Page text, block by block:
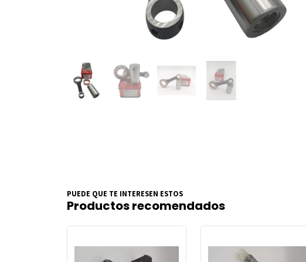
PUEDE QUE TE INTERESEN ESTOS
Productos recomendados